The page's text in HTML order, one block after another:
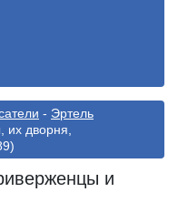
- Эртель
их дворня,
и